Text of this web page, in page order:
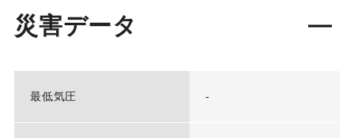
災害データ
最低気圧 -